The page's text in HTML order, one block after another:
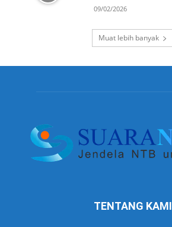
09/02/2026
Muat lebih banyak
TENTANG KAMI